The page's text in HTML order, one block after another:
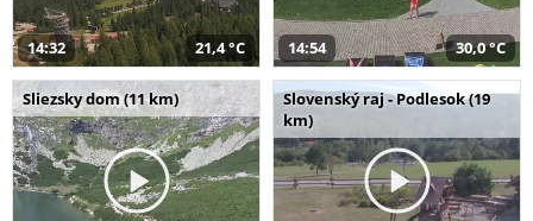
14:32 21,4 °C 14:54 30,0 °C
Sliezsky dom (11 km)
Slovenský raj - Podlesok (19
km)